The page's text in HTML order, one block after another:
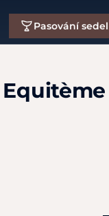
Pasování sedel